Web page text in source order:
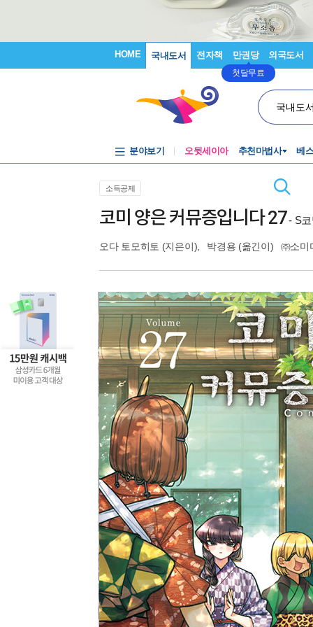
HOME 국내도서 전자책 만권당
첫달무료
외국도서
국내도
분야보기 오뒷세이아 추천마법사 베
소득공제
코미 양은 커뮤증입니다 27- S
오다 토모히토 (지은이), 박경용 (옮긴이) ㈜소미